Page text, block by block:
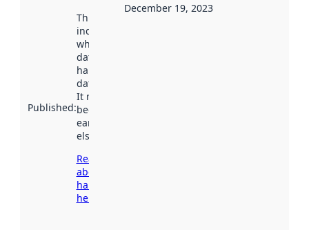
Published:
This date
indicates
when the
dataset was
harvested by
data.norge.no.
It may have
been available
earlier
elsewhere.
Read more
about
harvesting
here
December 19, 2023